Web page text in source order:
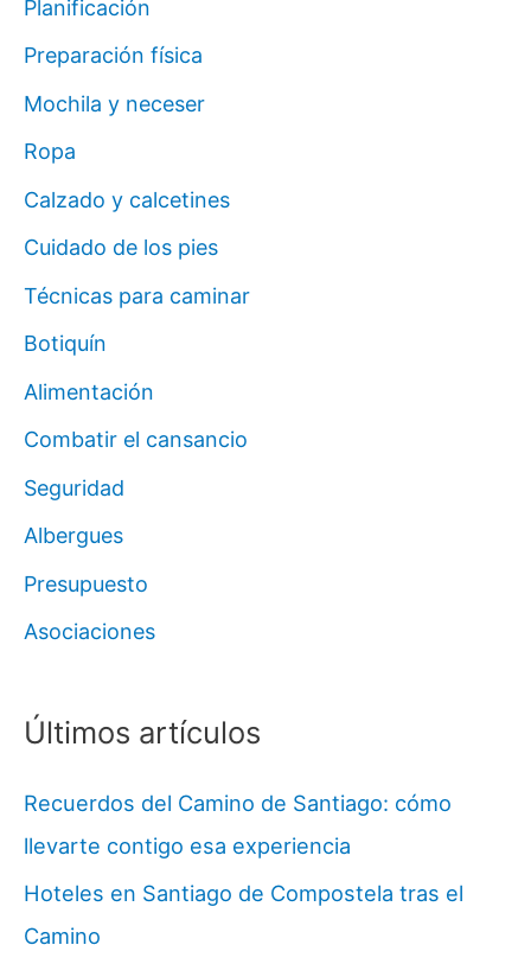
Planificación
Preparación física
Mochila y neceser
Ropa
Calzado y calcetines
Cuidado de los pies
Técnicas para caminar
Botiquín
Alimentación
Combatir el cansancio
Seguridad
Albergues
Presupuesto
Asociaciones
Últimos artículos
Recuerdos del Camino de Santiago: cómo
llevarte contigo esa experiencia
Hoteles en Santiago de Compostela tras el
Camino